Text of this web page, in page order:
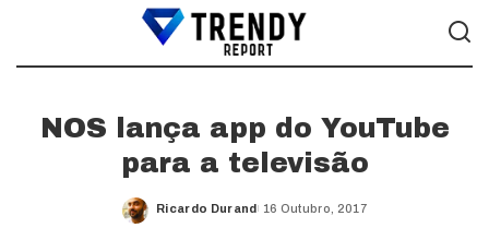
NOS lança app do YouTube
para a televisão
Posted
Ricardo Durand 16 Outubro, 2017